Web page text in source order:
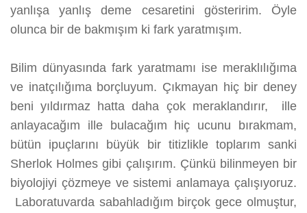
yanlışa yanlış deme cesaretini gösteririm. Öyle
olunca bir de bakmışım ki fark yaratmışım.
Bilim dünyasında fark yaratmamı ise meraklılığıma
ve inatçılığıma borçluyum. Çıkmayan hiç bir deney
beni yıldırmaz hatta daha çok meraklandırır, ille
anlayacağım ille bulacağım hiç ucunu bırakmam,
bütün ipuçlarını büyük bir titizlikle toplarım sanki
Sherlok Holmes gibi çalışırım. Çünkü bilinmeyen bir
biyolojiyi çözmeye ve sistemi anlamaya çalışıyoruz.
Laboratuvarda sabahladığım birçok gece olmuştur,